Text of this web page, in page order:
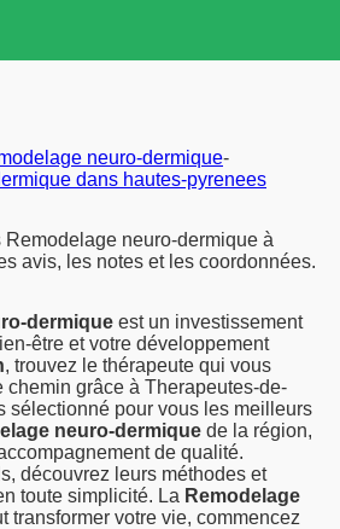
neuro-dermique-
dans hautes-pyrenees
neuro-dermique à
avis, les notes et les coordonnées.
dermique est un investissement
être et votre développement
, trouvez le thérapeute qui vous
chemin grâce à Therapeutes-de-
sélectionné pour vous les meilleurs
neuro-dermique de la région,
de qualité.
découvrez leurs méthodes et
toute simplicité. La Remodelage
transformer votre vie, commencez